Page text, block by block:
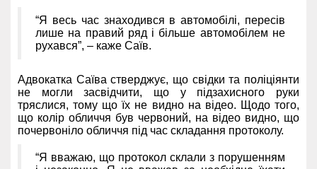
“Я весь час знаходився в автомобілі, пересів
лише на правий ряд і більше автомобілем не
рухався”, – каже Саїв.
Адвокатка Саїва стверджує, що свідки та поліціянти
не могли засвідчити, що у підзахисного руки
тряслися, тому що їх не видно на відео. Щодо того,
що колір обличчя був червоний, на відео видно, що
почервоніло обличчя під час складання протоколу.
“Я вважаю, що протокол склали з порушенням